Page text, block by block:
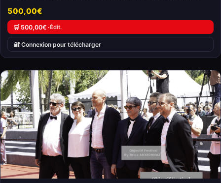
500,00€
🛒 500,00€ ·Édit.
🔐 Connexion pour télécharger